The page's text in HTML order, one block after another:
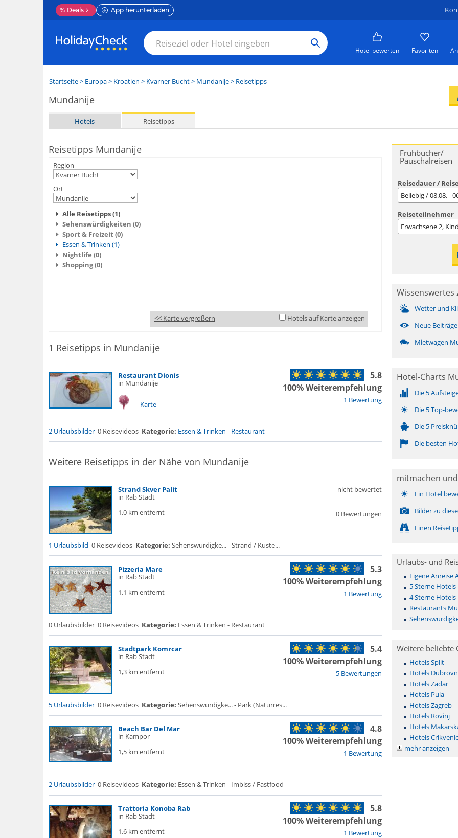
% Deals App herunterladen
Hotel bewerten Favoriten
Startseite> Europa> Kroatien > Kvarner Bucht> Mundanije> Reisetipps
Mundanije
Hotels Reisetipps
Reisetipps Mundanije
Region
Ort
Alle Reisetipps (1)
Sehenswürdigkeiten (0)
Sport & Freizeit (0)
Essen & Trinken (1)
Nightlife (0)
Shopping (0)
<< Karte vergrößern Hotels auf Karte anzeigen
1 Reisetipps in Mundanije
Restaurant Dionis
in Mundanije
Karte 1 Bewertung
5.8
100% Weiterempfehlung
2 Urlaubsbilder 0 Reisevideos Kategorie: Essen & Trinken - Restaurant
Weitere Reisetipps in der Nähe von Mundanije
Strand Skver Palit
in Rab Stadt
1,0 km entfernt
0 Bewertungen
nicht bewertet
1 Urlaubsbild 0 Reisevideos Kategorie: Sehenswürdigke... - Strand / Küste...
Pizzeria Mare
in Rab Stadt
1,1 km entfernt
1 Bewertung
5.3
100% Weiterempfehlung
0 Urlaubsbilder 0 Reisevideos Kategorie: Essen & Trinken - Restaurant
Stadtpark Komrcar
in Rab Stadt
1,3 km entfernt
5 Bewertungen
5.4
100% Weiterempfehlung
5 Urlaubsbilder 0 Reisevideos Kategorie: Sehenswürdigke... - Park (Naturres...
Beach Bar Del Mar
in Kampor
1,5 km entfernt
1 Bewertung
4.8
100% Weiterempfehlung
2 Urlaubsbilder 0 Reisevideos Kategorie: Essen & Trinken - Imbiss / Fastfood
Trattoria Konoba Rab
in Rab Stadt
1,6 km entfernt
1 Bewertung
5.8
100% Weiterempfehlung
Frühbucher/
Pauschalreisen
Reisedauer /
Beliebig / 08.08. -
Reiseteilnehmer
Erwachsene2,
Wissenswertes
Wetter und
Neue
Mietwagen
Hotel-Charts
Die 5
Die 5 Top-
Die 5
Die besten
mitmachen
Ein Hotel
Bilder zu
Einen
Urlaubs- und
Eigene Anreise
5 Sterne
4 Sterne
Restaurants
Weitere beliebte
Hotels Split
Hotels
Hotels Zadar
Hotels Pula
Hotels Zagreb
Hotels Rovinj
Hotels
Hotels
mehr anzeigen